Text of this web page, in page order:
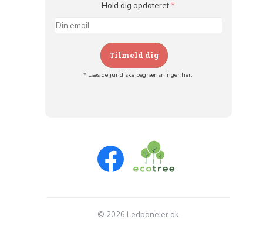
Hold dig opdateret *
Tilmeld dig
* Læs de juridiske begrænsninger her.
© 2026 Ledpaneler.dk